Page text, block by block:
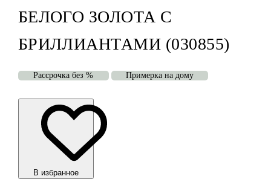
БЕЛОГО ЗОЛОТА С
БРИЛЛИАНТАМИ (030855)
Рассрочка без % Примерка на дому
В избранноe